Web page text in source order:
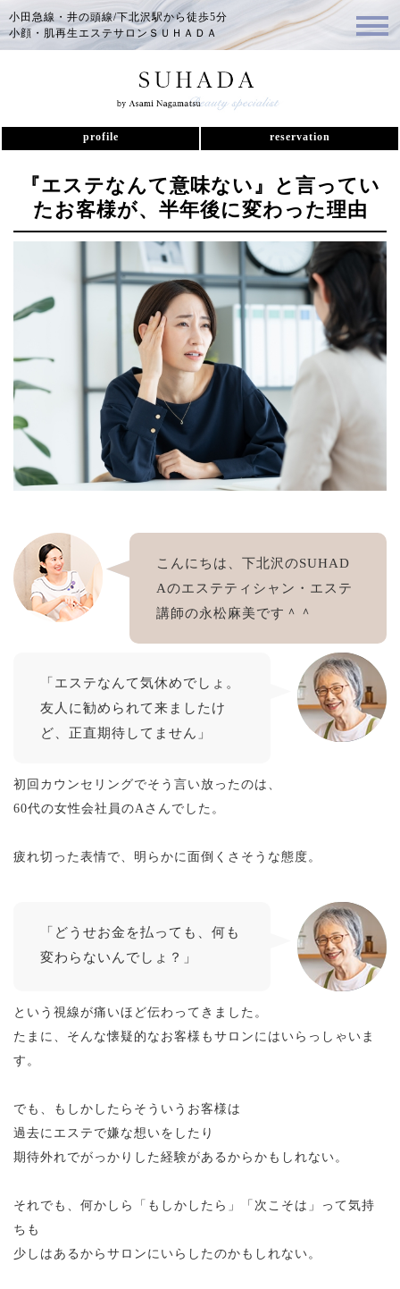
小田急線・井の頭線/下北沢駅から徒歩5分
小顔・肌再生エステサロンＳＵＨＡＤＡ
profile reservation
『エステなんて意味ない』と言ってい
たお客様が、半年後に変わった理由
こんにちは、下北沢のSUHAD
Aのエステティシャン・エステ
講師の永松麻美です＾＾
「エステなんて気休めでしょ。
友人に勧められて来ましたけ
ど、正直期待してません」
初回カウンセリングでそう言い放ったのは、
60代の女性会社員のAさんでした。
疲れ切った表情で、明らかに面倒くさそうな態度。
「どうせお金を払っても、何も
変わらないんでしょ？」
という視線が痛いほど伝わってきました。
たまに、そんな懐疑的なお客様もサロンにはいらっしゃいま
す。
でも、もしかしたらそういうお客様は
過去にエステで嫌な想いをしたり
期待外れでがっかりした経験があるからかもしれない。
それでも、何かしら「もしかしたら」「次こそは」って気持
ちも
少しはあるからサロンにいらしたのかもしれない。